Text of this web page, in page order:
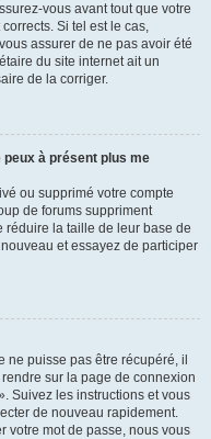
vous avant tout que votre
Si tel est le cas,
assurer de ne pas avoir été
du site internet ait un
de la corriger.
à présent plus me
ou supprimé votre compte
de forums suppriment
réduire la taille de leur base de
et essayez de participer
ne puisse pas être récupéré, il
sur la page de connexion
Suivez les instructions et vous
de nouveau rapidement.
votre mot de passe, nous vous